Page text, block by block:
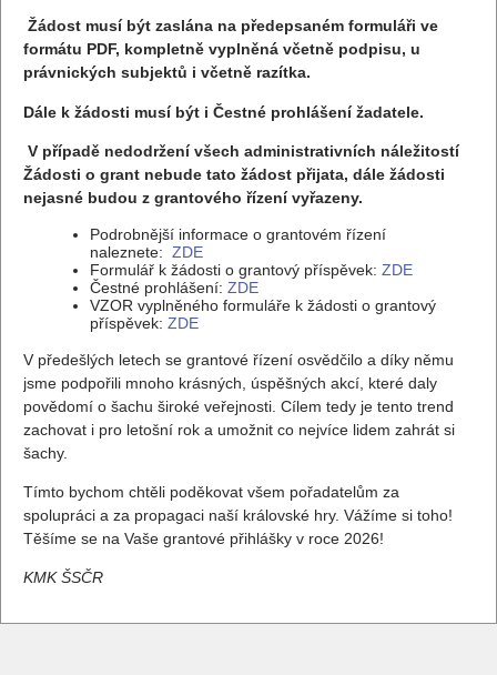
Žádost musí být zaslána na předepsaném formuláři ve
formátu PDF, kompletně vyplněná včetně podpisu, u
právnických subjektů i včetně razítka.
Dále k žádosti musí být i Čestné prohlášení žadatele.
V případě nedodržení všech administrativních náležitostí
Žádosti o grant nebude tato žádost přijata, dále žádosti
nejasné budou z grantového řízení vyřazeny.
Podrobnější informace o grantovém řízení
naleznete: ZDE
Formulář k žádosti o grantový příspěvek: ZDE
Čestné prohlášení: ZDE
VZOR vyplněného formuláře k žádosti o grantový
příspěvek: ZDE
V předešlých letech se grantové řízení osvědčilo a díky němu
jsme podpořili mnoho krásných, úspěšných akcí, které daly
povědomí o šachu široké veřejnosti. Cílem tedy je tento trend
zachovat i pro letošní rok a umožnit co nejvíce lidem zahrát si
šachy.
Tímto bychom chtěli poděkovat všem pořadatelům za
spolupráci a za propagaci naší královské hry. Vážíme si toho!
Těšíme se na Vaše grantové přihlášky v roce 2026!
KMK ŠSČR